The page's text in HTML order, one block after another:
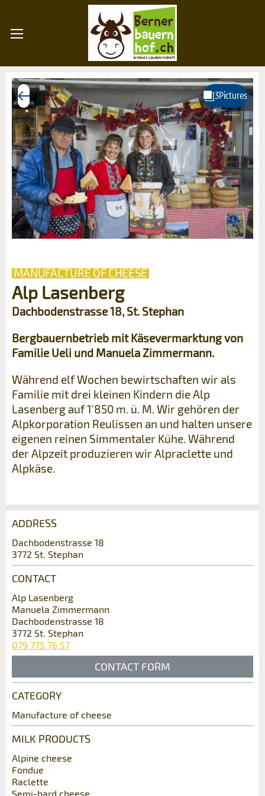
MANUFACTURE OF CHEESE
Alp Lasenberg
Dachbodenstrasse 18, St. Stephan
Bergbauernbetrieb mit Käsevermarktung von
Familie Ueli und Manuela Zimmermann.
Während elf Wochen bewirtschaften wir als
Familie mit drei kleinen Kindern die Alp
Lasenberg auf 1'850 m. ü. M. Wir gehören der
Alpkorporation Reulissen an und halten unsere
eigenen reinen Simmentaler Kühe. Während
der Alpzeit produzieren wir Alpraclette und
Alpkäse.
Report ad
Your feedback is greatly appreciated!
General Feedback
Ad is outdated
Ad is incomplete
Nachricht
Recommend the ad
Recommend this ad to friends.
* Entry required
RECOMMEND THE AD
Close
Reservation
Number of participants *:
First name / Last name *:
Company / organisation:
Additional address line:
Street and no. *:
ADDRESS
Dachbodenstrasse 18
3772 St. Stephan
CONTACT
Alp Lasenberg
Manuela Zimmermann
Dachbodenstrasse 18
3772 St. Stephan
079 775 76 57
CONTACT FORM
Contact
Write a message for all people to contact for
this ad.
CATEGORY
Manufacture of cheese
MILK PRODUCTS
Alpine cheese
Fondue
Raclette
Semi-hard cheese